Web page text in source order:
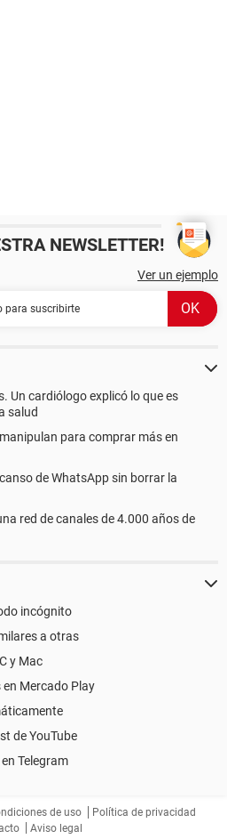
NEWSLETTER!
Ver un ejemplo
Un cardiólogo explicó lo que es
salud
para comprar más en
de WhatsApp sin borrar la
red de canales de 4.000 años de
incógnito
a otras
y Mac
Mercado Play
de YouTube
Telegram
de uso
Política de privacidad
Aviso legal